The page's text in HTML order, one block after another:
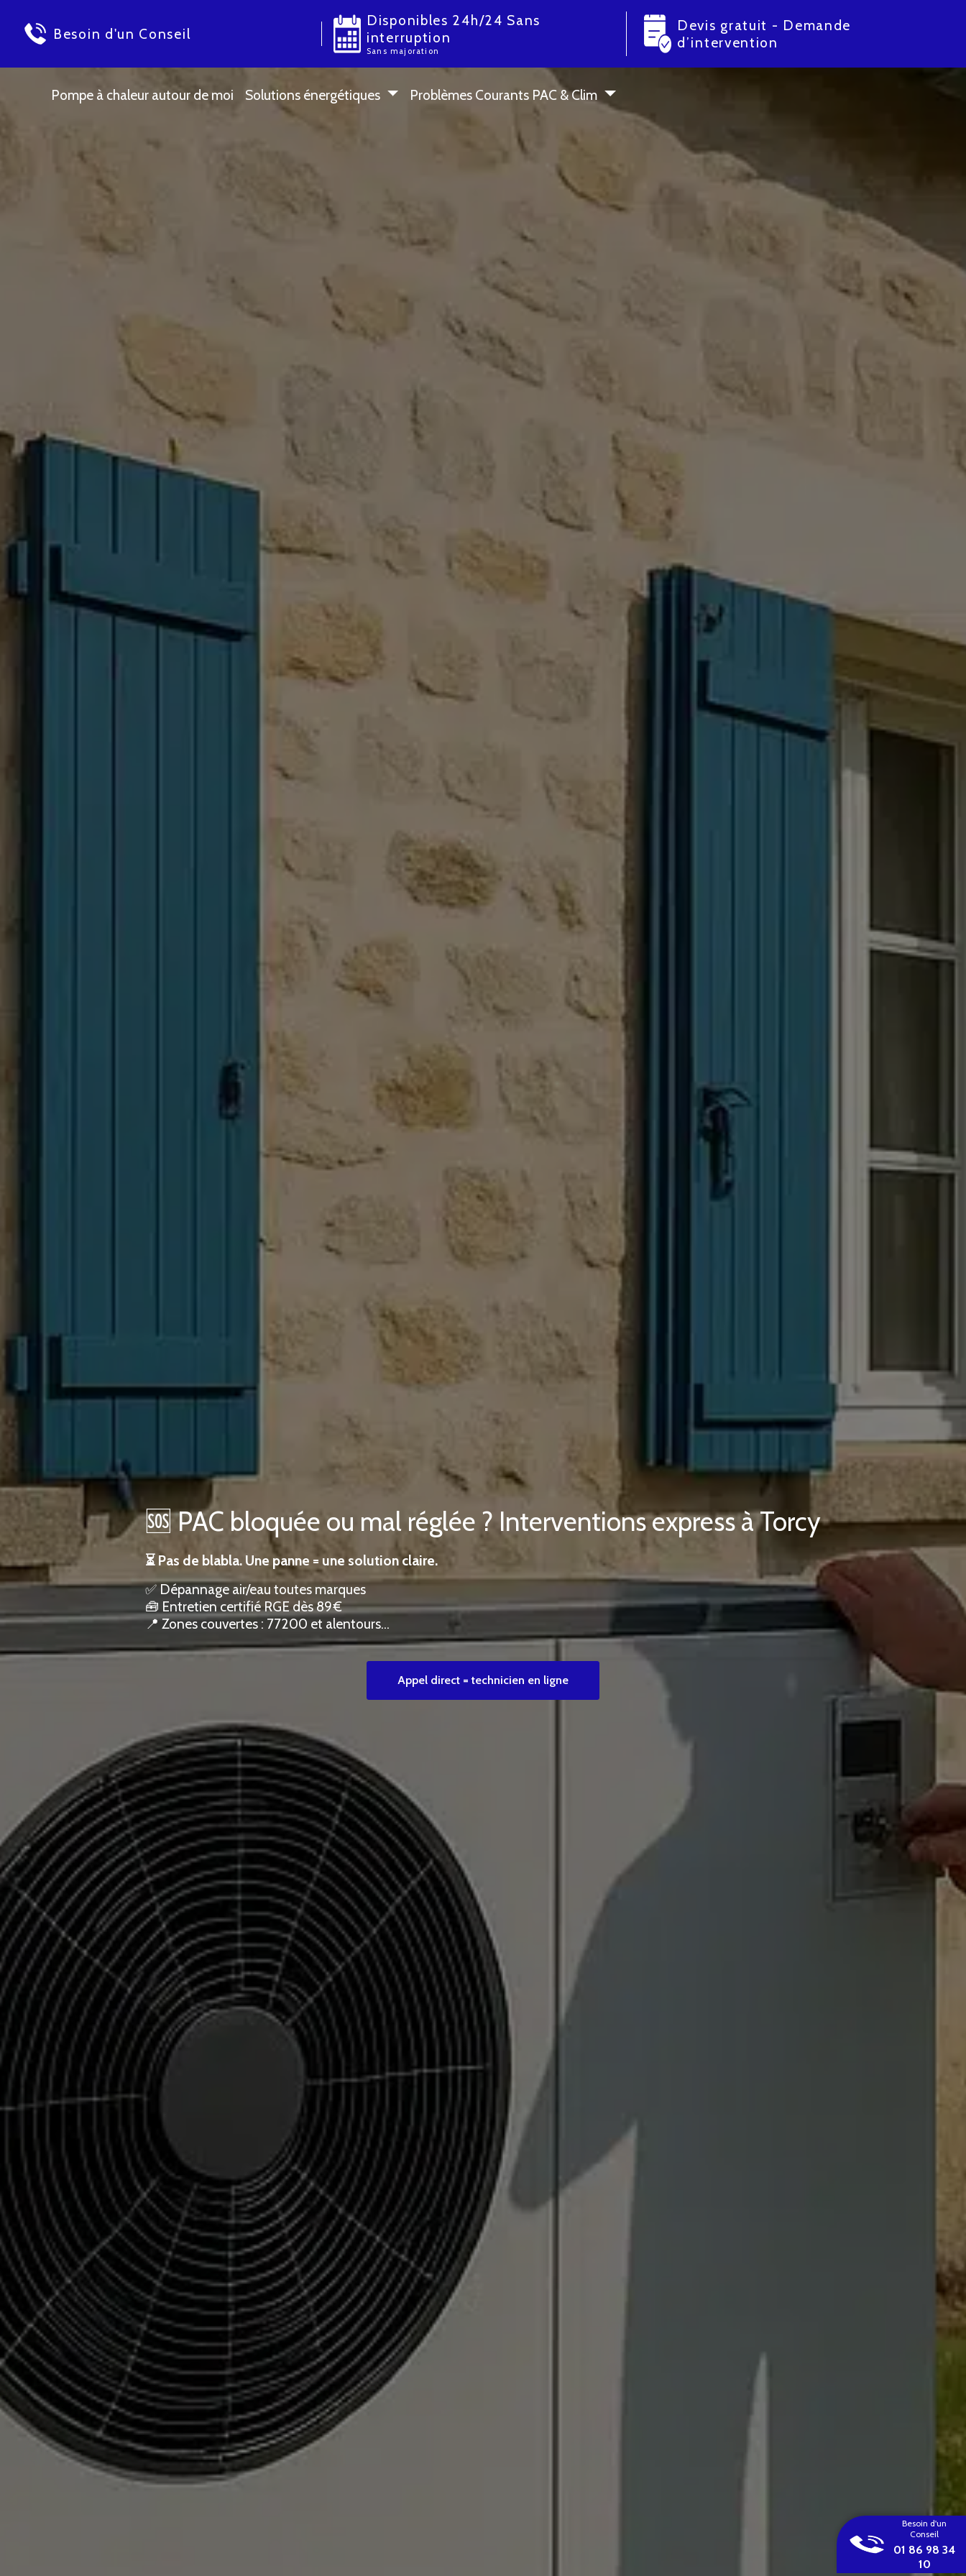
Besoin d'un Conseil
Disponibles 24h/24 Sans
interruption
Sans majoration
Devis gratuit - Demande
d’intervention
Pompe à chaleur autour de moi Solutions énergétiques Problèmes Courants PAC & Clim
🆘 PAC bloquée ou mal réglée ? Interventions express à Torcy
⏳ Pas de blabla. Une panne = une solution claire.
✅ Dépannage air/eau toutes marques
🧰 Entretien certifié RGE dès 89 €
📍 Zones couvertes : 77200 et alentours…
Appel direct = technicien en ligne
Besoin d'un
Conseil
01 86 98 34
10